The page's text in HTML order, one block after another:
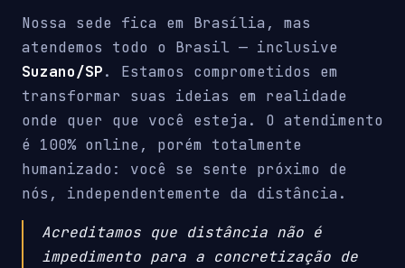
Nossa sede fica em Brasília, mas
atendemos todo o Brasil — inclusive
Suzano/SP. Estamos comprometidos em
transformar suas ideias em realidade
onde quer que você esteja. O atendimento
é 100% online, porém totalmente
humanizado: você se sente próximo de
nós, independentemente da distância.
Acreditamos que distância não é
impedimento para a concretização de